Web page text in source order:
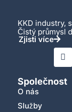
KKD industry,
Čistý průmysl
Zjisti více
Společnost
O nás
Služby